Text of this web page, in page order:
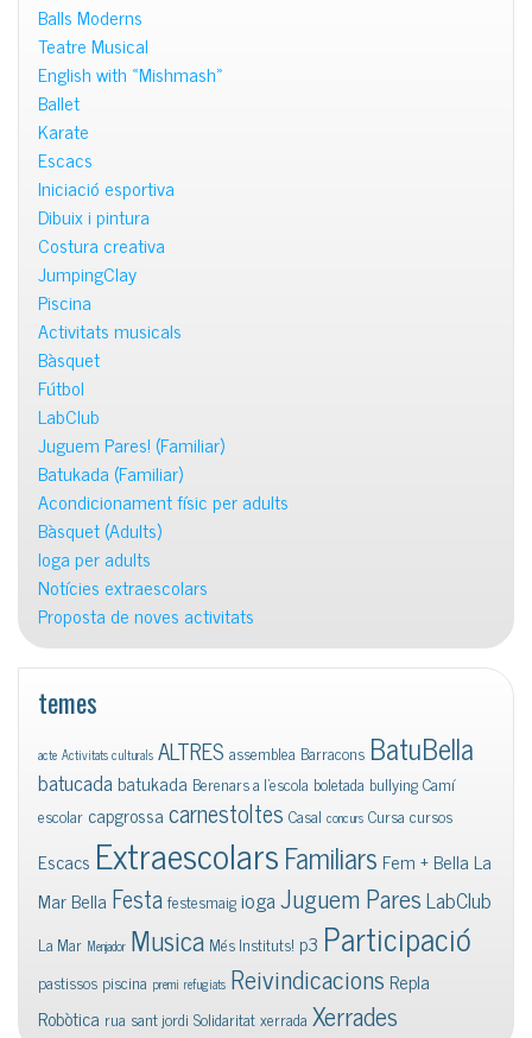
Balls Moderns
Teatre Musical
English with «Mishmash»
Ballet
Karate
Escacs
Iniciació esportiva
Dibuix i pintura
Costura creativa
JumpingClay
Piscina
Activitats musicals
Bàsquet
Fútbol
LabClub
Juguem Pares! (Familiar)
Batukada (Familiar)
Acondicionament físic per adults
Bàsquet (Adults)
Ioga per adults
Notícies extraescolars
Proposta de noves activitats
temes
acte Activitats culturals ALTRES assemblea Barracons BatuBella
batucadabatukada Berenars a l'escola boletada bullyingCamí
escolar capgrossacarnestoltes Casal concurs Cursa cursos
Escacs ExtraescolarsFamiliars Fem + Bella La
Mar Bella FestafestesmaigiogaJuguem ParesLabClub
La Mar Menjador Musica Més Instituts! p3 Participació
pastissos piscina premi refugiats Reivindicacions Repla
Robòtica rua sant jordi Solidaritatxerrada Xerrades